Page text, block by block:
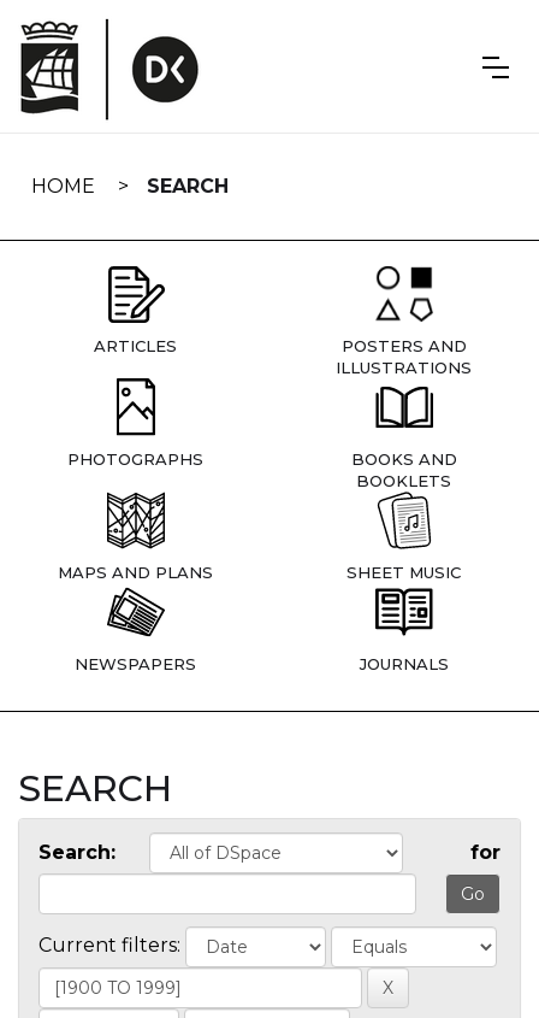
navigation
HOME SEARCH
ARTICLES
POSTERS AND
ILLUSTRATIONS
PHOTOGRAPHS
BOOKS AND
BOOKLETS
MAPS AND PLANS SHEET MUSIC
NEWSPAPERS JOURNALS
SEARCH
Search: for
Current filters: